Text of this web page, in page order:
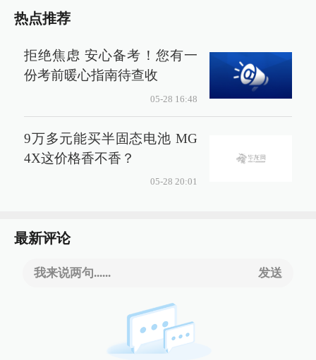
热点推荐
拒绝焦虑 安心备考！您有一
份考前暖心指南待查收
05-28 16:48
9万多元能买半固态电池 MG
4X这价格香不香？
05-28 20:01
最新评论
我来说两句...... 发送